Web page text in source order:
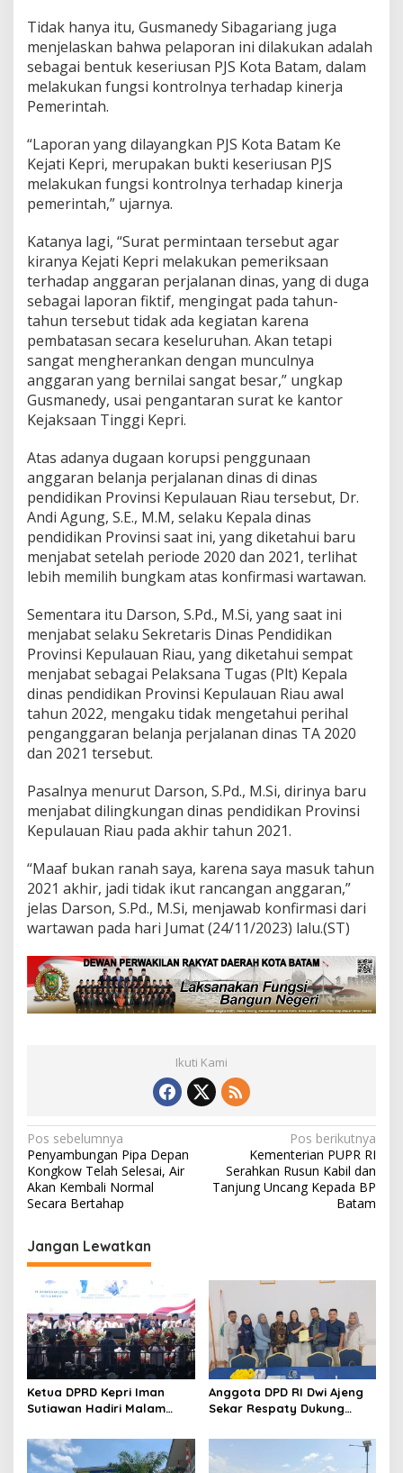
s
P
e
n
d
i
k
a
n
K
p
r
i
T
A
2
0
2
0
2
0
1
Tidak hanya itu, Gusmanedy Sibagariang juga
menjelaskan bahwa pelaporan ini dilakukan adalah
sebagai bentuk keseriusan PJS Kota Batam, dalam
melakukan fungsi kontrolnya terhadap kinerja
Pemerintah.
“Laporan yang dilayangkan PJS Kota Batam Ke
Kejati Kepri, merupakan bukti keseriusan PJS
melakukan fungsi kontrolnya terhadap kinerja
pemerintah,” ujarnya.
Katanya lagi, “Surat permintaan tersebut agar
kiranya Kejati Kepri melakukan pemeriksaan
terhadap anggaran perjalanan dinas, yang di duga
sebagai laporan fiktif, mengingat pada tahun-
tahun tersebut tidak ada kegiatan karena
pembatasan secara keseluruhan. Akan tetapi
sangat mengherankan dengan munculnya
anggaran yang bernilai sangat besar,” ungkap
Gusmanedy, usai pengantaran surat ke kantor
Kejaksaan Tinggi Kepri.
Atas adanya dugaan korupsi penggunaan
anggaran belanja perjalanan dinas di dinas
pendidikan Provinsi Kepulauan Riau tersebut, Dr.
Andi Agung, S.E., M.M, selaku Kepala dinas
pendidikan Provinsi saat ini, yang diketahui baru
menjabat setelah periode 2020 dan 2021, terlihat
lebih memilih bungkam atas konfirmasi wartawan.
Sementara itu Darson, S.Pd., M.Si, yang saat ini
menjabat selaku Sekretaris Dinas Pendidikan
Provinsi Kepulauan Riau, yang diketahui sempat
menjabat sebagai Pelaksana Tugas (Plt) Kepala
dinas pendidikan Provinsi Kepulauan Riau awal
tahun 2022, mengaku tidak mengetahui perihal
penganggaran belanja perjalanan dinas TA 2020
dan 2021 tersebut.
Pasalnya menurut Darson, S.Pd., M.Si, dirinya baru
menjabat dilingkungan dinas pendidikan Provinsi
Kepulauan Riau pada akhir tahun 2021.
“Maaf bukan ranah saya, karena saya masuk tahun
2021 akhir, jadi tidak ikut rancangan anggaran,”
jelas Darson, S.Pd., M.Si, menjawab konfirmasi dari
wartawan pada hari Jumat (24/11/2023) lalu.(ST)
Ikuti Kami
N
a
v
i
g
a
s
i
p
o
s
Pos sebelumnya
Penyambungan Pipa Depan
Kongkow Telah Selesai, Air
Akan Kembali Normal
Secara Bertahap
Pos berikutnya
Kementerian PUPR RI
Serahkan Rusun Kabil dan
Tanjung Uncang Kepada BP
Batam
Jangan Lewatkan
Ketua DPRD Kepri Iman
Sutiawan Hadiri Malam
Perkuat Ukhuwah dan
Semangat Persatuan
Anggota DPD RI Dwi Ajeng
Sekar Respaty Dukung
Sungai Pelunggut Gelar
Peringatan HUT RI 2026